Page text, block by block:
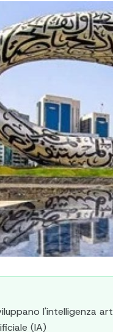
l'intelligenza
(IA)